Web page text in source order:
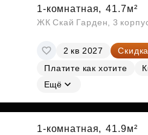
1-комнатная, 41.7м²
ЖК Скай Гарден, 3
2 кв 2027 Скидка
Платите как хотите
Ещё
1-комнатная, 41.9м²